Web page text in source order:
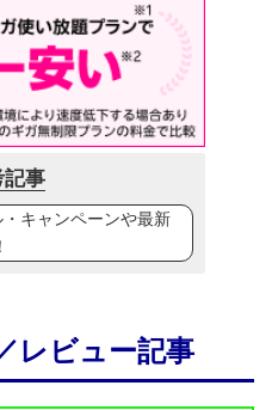
記事
キャンペーンや最新
レビュー記事